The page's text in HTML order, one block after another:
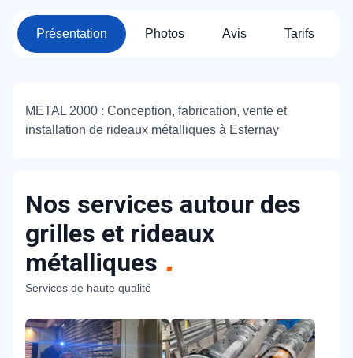
Présentation Photos Avis Tarifs
METAL 2000 : Conception, fabrication, vente et
installation de rideaux métalliques à Esternay
Nos services autour des
grilles et rideaux
métalliques
Services de haute qualité